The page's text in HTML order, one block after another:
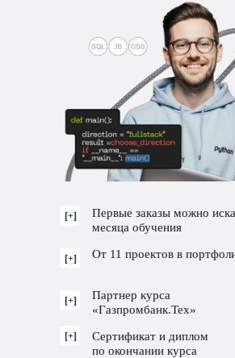
[+]
Первые заказы можно
месяца обучения
[+] От 11 проектов в
[+]
Партнер курса
«Газпромбанк.Тех»
[+]
Сертификат и диплом
по окончании курса